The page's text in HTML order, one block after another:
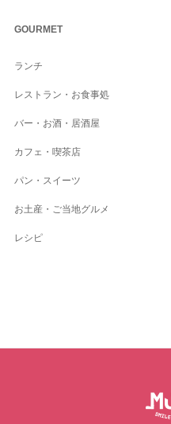
GOURMET
ランチ
レストラン・お食事処
バー・お酒・居酒屋
カフェ・喫茶店
パン・スイーツ
お土産・ご当地グルメ
レシピ